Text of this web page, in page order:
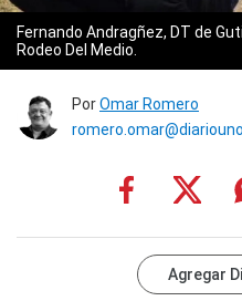
Fernando Andragñez, DT de
Rodeo Del Medio.
PorOmar Romero
Agregar